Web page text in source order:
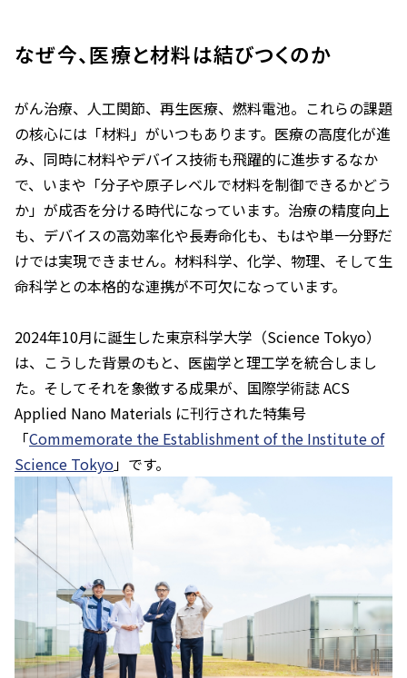
なぜ今、医療と材料は結びつくのか
がん治療、人工関節、再生医療、燃料電池。これらの課題
の核心には「材料」がいつもあります。医療の高度化が進
み、同時に材料やデバイス技術も飛躍的に進歩するなか
で、いまや「分子や原子レベルで材料を制御できるかどう
か」が成否を分ける時代になっています。治療の精度向上
も、デバイスの高効率化や長寿命化も、もはや単一分野だ
けでは実現できません。材料科学、化学、物理、そして生
命科学との本格的な連携が不可欠になっています。
2024年10月に誕生した東京科学大学（Science Tokyo）
は、こうした背景のもと、医歯学と理工学を統合しまし
た。そしてそれを象徴する成果が、国際学術誌 ACS
Applied Nano Materials に刊行された特集号
「Commemorate the Establishment of the Institute of
Science Tokyo」です。